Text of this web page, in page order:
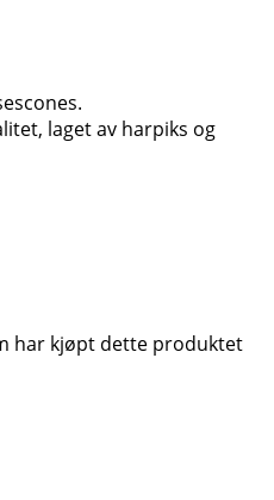
laget av harpiks og
har kjøpt dette produktet